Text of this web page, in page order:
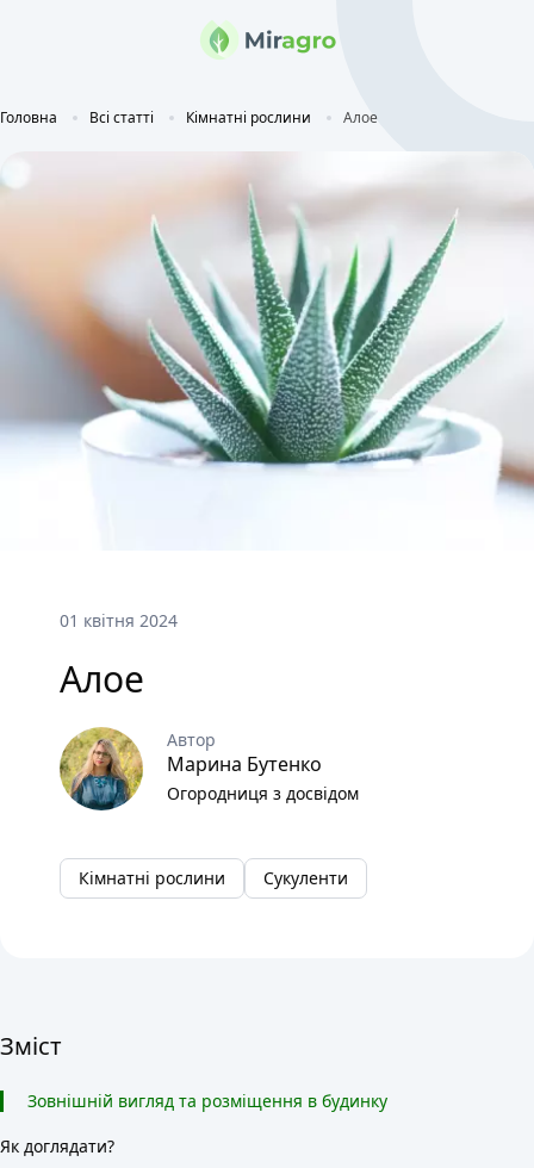
Головна Всі статті Кімнатні рослини Алое
01 квітня 2024
Алое
Автор
Марина Бутенко
Огородниця з досвідом
Кімнатні рослини Сукуленти
Зміст
Зовнішній вигляд та розміщення в будинку
Як доглядати?